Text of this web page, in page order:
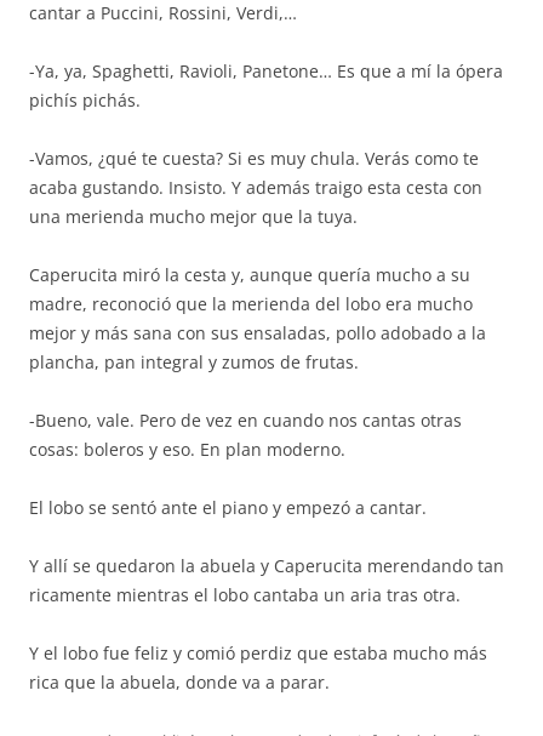
cantar a Puccini, Rossini, Verdi,…
-Ya, ya, Spaghetti, Ravioli, Panetone… Es que a mí la ópera
pichís pichás.
-Vamos, ¿qué te cuesta? Si es muy chula. Verás como te
acaba gustando. Insisto. Y además traigo esta cesta con
una merienda mucho mejor que la tuya.
Caperucita miró la cesta y, aunque quería mucho a su
madre, reconoció que la merienda del lobo era mucho
mejor y más sana con sus ensaladas, pollo adobado a la
plancha, pan integral y zumos de frutas.
-Bueno, vale. Pero de vez en cuando nos cantas otras
cosas: boleros y eso. En plan moderno.
El lobo se sentó ante el piano y empezó a cantar.
Y allí se quedaron la abuela y Caperucita merendando tan
ricamente mientras el lobo cantaba un aria tras otra.
Y el lobo fue feliz y comió perdiz que estaba mucho más
rica que la abuela, donde va a parar.